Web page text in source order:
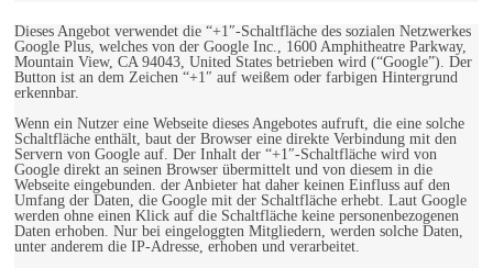
Dieses Angebot verwendet die “+1″-Schaltfläche des sozialen Netzwerkes
Google Plus, welches von der Google Inc., 1600 Amphitheatre Parkway,
Mountain View, CA 94043, United States betrieben wird (“Google”). Der
Button ist an dem Zeichen “+1″ auf weißem oder farbigen Hintergrund
erkennbar.
Wenn ein Nutzer eine Webseite dieses Angebotes aufruft, die eine solche
Schaltfläche enthält, baut der Browser eine direkte Verbindung mit den
Servern von Google auf. Der Inhalt der “+1″-Schaltfläche wird von
Google direkt an seinen Browser übermittelt und von diesem in die
Webseite eingebunden. der Anbieter hat daher keinen Einfluss auf den
Umfang der Daten, die Google mit der Schaltfläche erhebt. Laut Google
werden ohne einen Klick auf die Schaltfläche keine personenbezogenen
Daten erhoben. Nur bei eingeloggten Mitgliedern, werden solche Daten,
unter anderem die IP-Adresse, erhoben und verarbeitet.